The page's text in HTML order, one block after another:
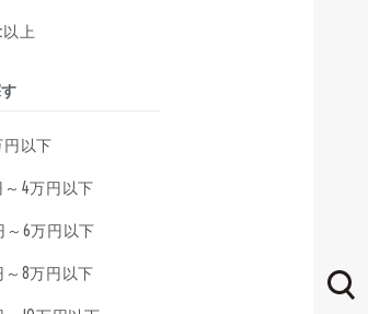
以上
円以下
～4万円以下
～6万円以下
～8万円以下